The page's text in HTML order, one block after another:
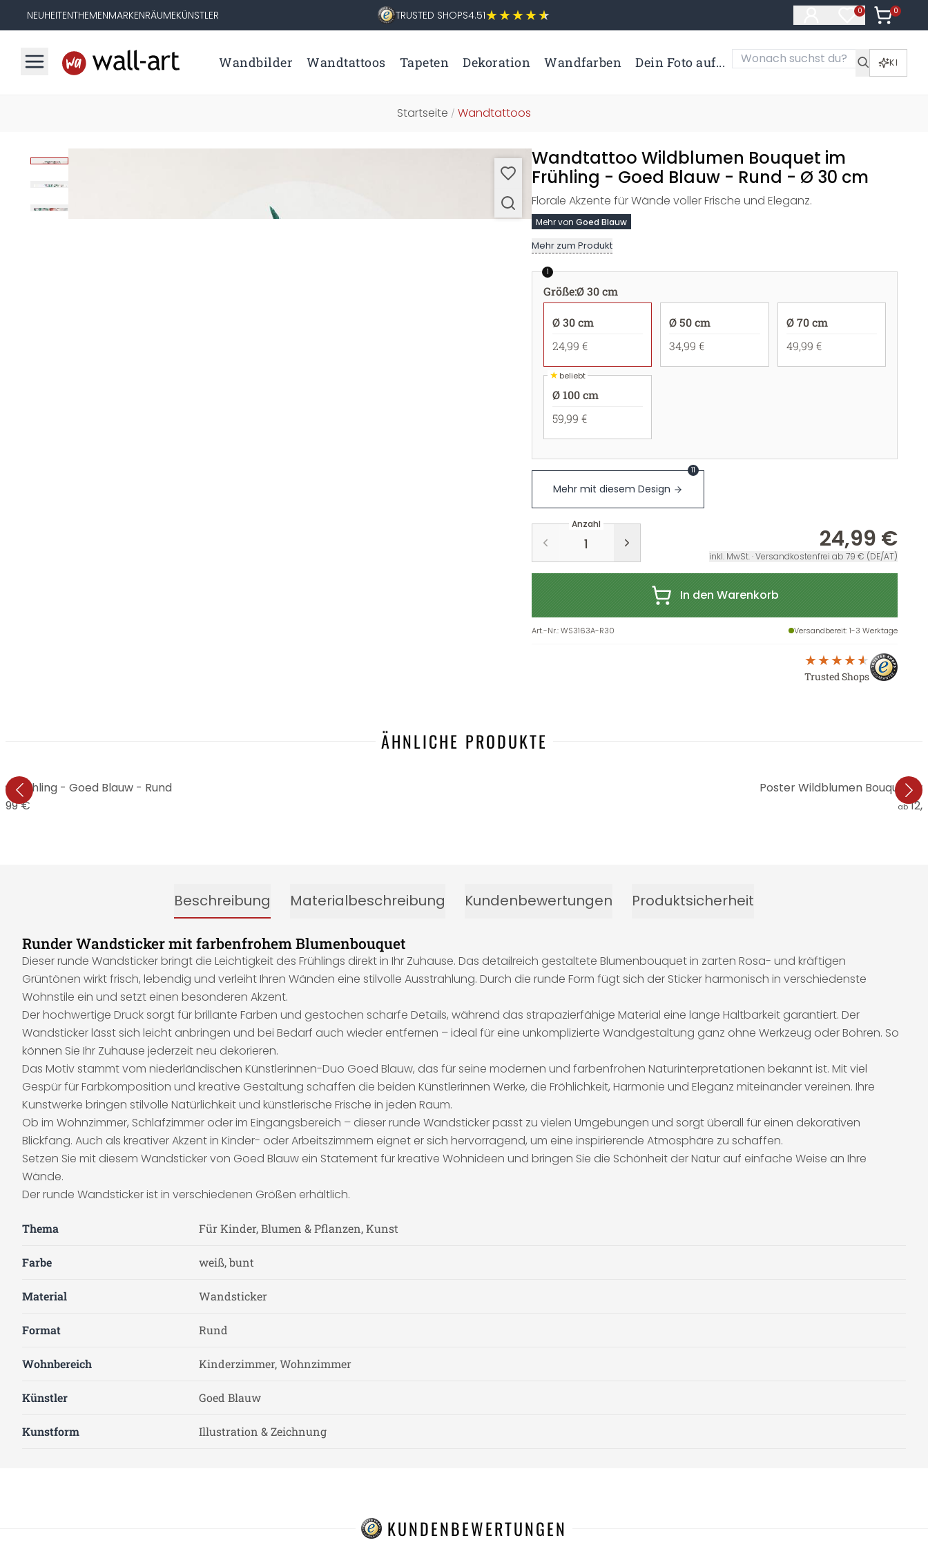
NEUHEITENTHEMENMARKENRÄUMEKÜNSTLER TRUSTED SHOPS4.51 0
Artikel im
0
Artikel
Wandbilder Wandtattoos Tapeten Dekoration Wandfarben Dein Foto auf... KI
Startseite / Wandtattoos
Wandtattoo Wildblumen Bouquet im
Frühling - Goed Blauw - Rund - Ø 30 cm
Florale Akzente für Wände voller Frische und Eleganz.
Mehr von Goed Blauw
Mehr zum Produkt
1
Größe:Ø 30 cm
Ø 30 cm
24,99 €
Ø 50 cm
34,99 €
Ø 70 cm
49,99 €
★beliebt
Ø 100 cm
59,99 €
Mehr mit diesem Design
11
Anzahl
24,99 €
inkl. MwSt. · Versandkostenfrei ab 79 € (DE/AT)
In den Warenkorb
Art.-Nr.:WS3163A-R30 Versandbereit: 1-3 Werktage
Trusted Shops
ÄHNLICHE PRODUKTE
Frühling - Goed Blauw - Rund
€
Poster Wildblumen Bouquet
ab
Beschreibung Materialbeschreibung Kundenbewertungen Produktsicherheit
Runder Wandsticker mit farbenfrohem Blumenbouquet
Dieser runde Wandsticker bringt die Leichtigkeit des Frühlings direkt in Ihr Zuhause. Das detailreich gestaltete Blumenbouquet in zarten Rosa- und kräftigen
Grüntönen wirkt frisch, lebendig und verleiht Ihren Wänden eine stilvolle Ausstrahlung. Durch die runde Form fügt sich der Sticker harmonisch in verschiedenste
Wohnstile ein und setzt einen besonderen Akzent.
Der hochwertige Druck sorgt für brillante Farben und gestochen scharfe Details, während das strapazierfähige Material eine lange Haltbarkeit garantiert. Der
Wandsticker lässt sich leicht anbringen und bei Bedarf auch wieder entfernen – ideal für eine unkomplizierte Wandgestaltung ganz ohne Werkzeug oder Bohren. So
können Sie Ihr Zuhause jederzeit neu dekorieren.
Das Motiv stammt vom niederländischen Künstlerinnen-Duo Goed Blauw, das für seine modernen und farbenfrohen Naturinterpretationen bekannt ist. Mit viel
Gespür für Farbkomposition und kreative Gestaltung schaffen die beiden Künstlerinnen Werke, die Fröhlichkeit, Harmonie und Eleganz miteinander vereinen. Ihre
Kunstwerke bringen stilvolle Natürlichkeit und künstlerische Frische in jeden Raum.
Ob im Wohnzimmer, Schlafzimmer oder im Eingangsbereich – dieser runde Wandsticker passt zu vielen Umgebungen und sorgt überall für einen dekorativen
Blickfang. Auch als kreativer Akzent in Kinder- oder Arbeitszimmern eignet er sich hervorragend, um eine inspirierende Atmosphäre zu schaffen.
Setzen Sie mit diesem Wandsticker von Goed Blauw ein Statement für kreative Wohnideen und bringen Sie die Schönheit der Natur auf einfache Weise an Ihre
Wände.
Der runde Wandsticker ist in verschiedenen Größen erhältlich.
Thema Für Kinder, Blumen & Pflanzen, Kunst
Farbe weiß, bunt
Material Wandsticker
Format Rund
Wohnbereich Kinderzimmer, Wohnzimmer
Künstler Goed Blauw
Kunstform Illustration & Zeichnung
KUNDENBEWERTUNGEN